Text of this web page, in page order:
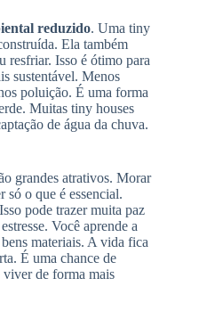
reduzido. Uma tiny
Ela também
resfriar. Isso é ótimo para
sustentável. Menos
poluição. É uma forma
Muitas tiny houses
de água da chuva.
grandes atrativos. Morar
só o que é essencial.
pode trazer muita paz
Você aprende a
materiais. A vida fica
É uma chance de
viver de forma mais